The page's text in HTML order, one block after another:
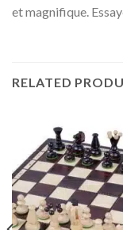
et magnifique.
RELATED